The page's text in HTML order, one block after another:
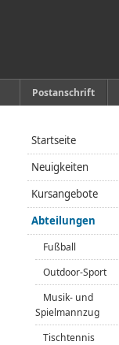
Postanschrift
Startseite
Neuigkeiten
Kursangebote
Abteilungen
Fußball
Outdoor-Sport
Musik- und
Spielmannzug
Tischtennis